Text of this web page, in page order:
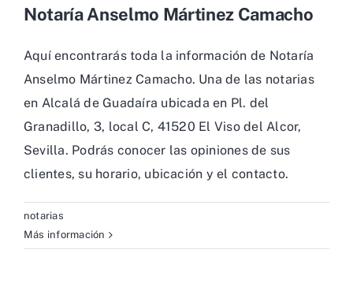
Notaría Anselmo Mártinez Camacho
Aquí encontrarás toda la información de Notaría
Anselmo Mártinez Camacho. Una de las notarias
en Alcalá de Guadaíra ubicada en Pl. del
Granadillo, 3, local C, 41520 El Viso del Alcor,
Sevilla. Podrás conocer las opiniones de sus
clientes, su horario, ubicación y el contacto.
notarias
Más información